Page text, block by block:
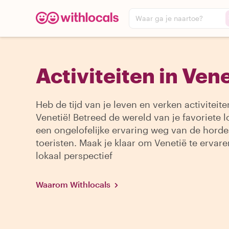
Waar ga je naartoe?
Activiteiten in
Heb de tijd van je leven en verken
Venetië! Betreed de wereld van je favoriete
een ongelofelijke ervaring weg van de
toeristen. Maak je klaar om Venetië te
lokaal perspectief
Waarom Withlocals